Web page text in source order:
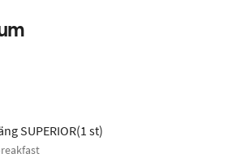
SUPERIOR(1 st)